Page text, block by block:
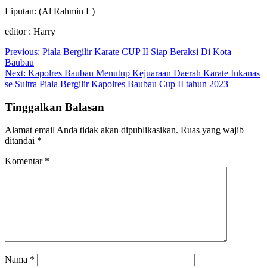
Liputan: (Al Rahmin L)
editor : Harry
Navigasi
pos
Previous: Piala Bergilir Karate CUP II Siap Beraksi Di Kota
Baubau
Next: Kapolres Baubau Menutup Kejuaraan Daerah Karate Inkanas
se Sultra Piala Bergilir Kapolres Baubau Cup II tahun 2023
Tinggalkan Balasan
Alamat email Anda tidak akan dipublikasikan. Ruas yang wajib
ditandai *
Komentar *
Nama *